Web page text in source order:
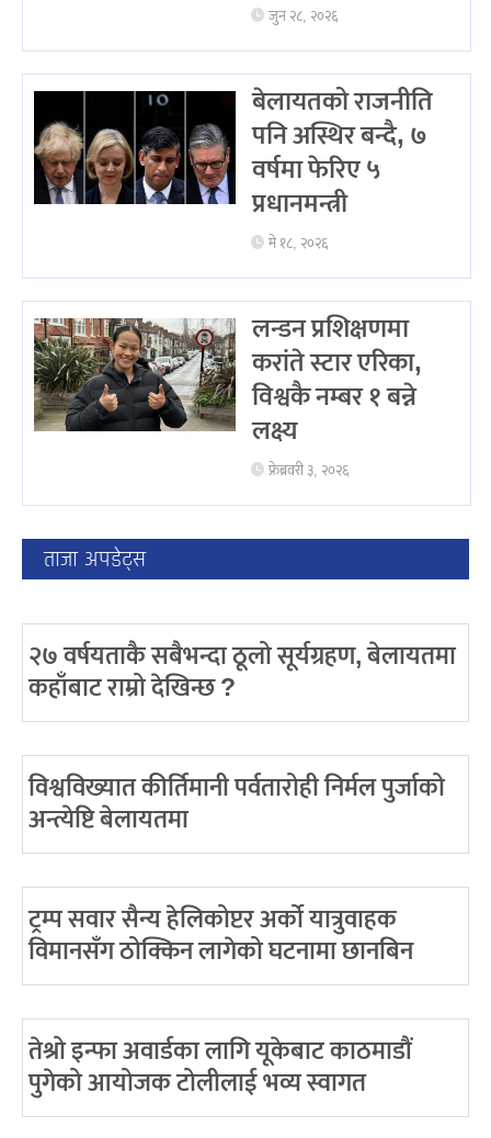
जुन २८, २०२६
बेलायतको राजनीति
पनि अस्थिर बन्दै, ७
वर्षमा फेरिए ५
प्रधानमन्त्री
मे १८, २०२६
लन्डन प्रशिक्षणमा
करांते स्टार एरिका,
विश्वकै नम्बर १ बन्ने
लक्ष्य
फ्रेब्रवरी ३, २०२६
ताजा अपडेट्स
२७ वर्षयताकै सबैभन्दा ठूलो सूर्यग्रहण, बेलायतमा
कहाँबाट राम्रो देखिन्छ ?
विश्वविख्यात कीर्तिमानी पर्वतारोही निर्मल पुर्जाको
अन्त्येष्टि बेलायतमा
ट्रम्प सवार सैन्य हेलिकोप्टर अर्को यात्रुवाहक
विमानसँग ठोक्किन लागेको घटनामा छानबिन
तेश्रो इन्फा अवार्डका लागि यूकेबाट काठमाडौं
पुगेको आयोजक टोलीलाई भव्य स्वागत